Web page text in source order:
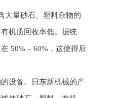
大量砂石、塑料杂物的
机质回收率低。据统
50% – 60%，这使得后
设备。日东新机械的产